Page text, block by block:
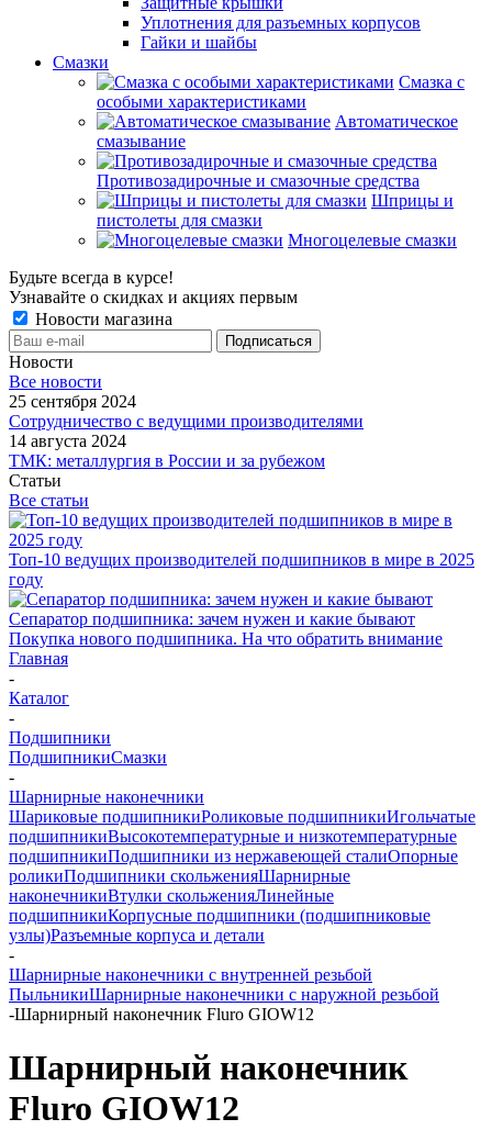
Уплотнения для разъемных корпусов
Гайки и шайбы
Смазки
Смазка с
особыми характеристиками
Автоматическое
смазывание
Противозадирочные и смазочные средства
Шприцы и
пистолеты для смазки
Многоцелевые смазки
Будьте всегда в курсе!
Узнавайте о скидках и акциях первым
Новости магазина
Новости
Все новости
25 сентября 2024
Сотрудничество с ведущими производителями
14 августа 2024
ТМК: металлургия в России и за рубежом
Статьи
Все статьи
Топ-10 ведущих производителей подшипников в мире в 2025
году
Сепаратор подшипника: зачем нужен и какие бывают
Покупка нового подшипника. На что обратить внимание
Главная
-
Каталог
-
Подшипники
ПодшипникиСмазки
-
Шарнирные наконечники
Шариковые подшипникиРоликовые подшипникиИгольчатые
подшипникиВысокотемпературные и низкотемпературные
подшипникиПодшипники из нержавеющей сталиОпорные
роликиПодшипники скольженияШарнирные
наконечникиВтулки скольженияЛинейные
подшипникиКорпусные подшипники (подшипниковые
узлы)Разъемные корпуса и детали
-
Шарнирные наконечники с внутренней резьбой
ПыльникиШарнирные наконечники с наружной резьбой
-Шарнирный наконечник Fluro GIOW12
Шарнирный наконечник
Fluro GIOW12